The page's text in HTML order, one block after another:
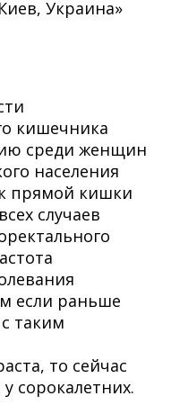
Украина»
кишечника
среди женщин
населения
прямой кишки
случаев
если раньше
таким
то сейчас
сорокалетних.